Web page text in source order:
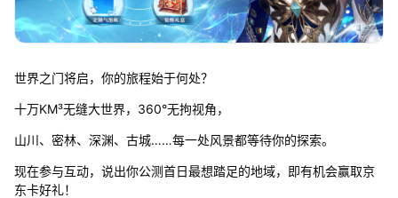
世界之门将启，你的旅程始于何处？
十万KM³无缝大世界，360°无拘视角，
山川、密林、深渊、古城……每一处风景都等待你的探索。
现在参与互动，说出你公测首日最想踏足的地域，即有机会赢取京
东卡好礼！